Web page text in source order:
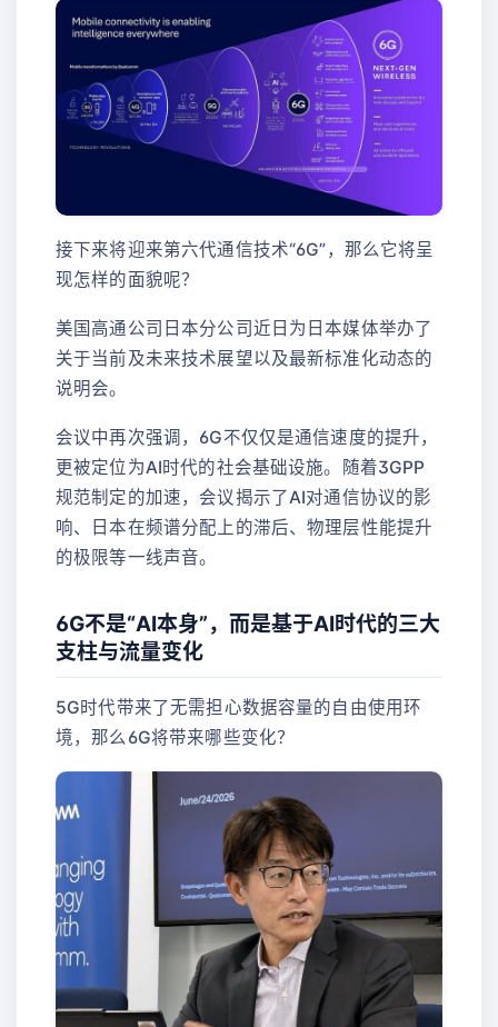
接下来将迎来第六代通信技术“6G”，那么它将呈
现怎样的面貌呢？
美国高通公司日本分公司近日为日本媒体举办了
关于当前及未来技术展望以及最新标准化动态的
说明会。
会议中再次强调，6G不仅仅是通信速度的提升，
更被定位为AI时代的社会基础设施。随着3GPP
规范制定的加速，会议揭示了AI对通信协议的影
响、日本在频谱分配上的滞后、物理层性能提升
的极限等一线声音。
6G不是“AI本身”，而是基于AI时代的三大
支柱与流量变化
5G时代带来了无需担心数据容量的自由使用环
境，那么6G将带来哪些变化？